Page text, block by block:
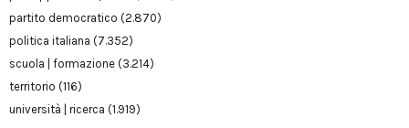
partito democratico (2.870)
politica italiana (7.352)
scuola | formazione (3.214)
territorio (116)
università | ricerca (1.919)